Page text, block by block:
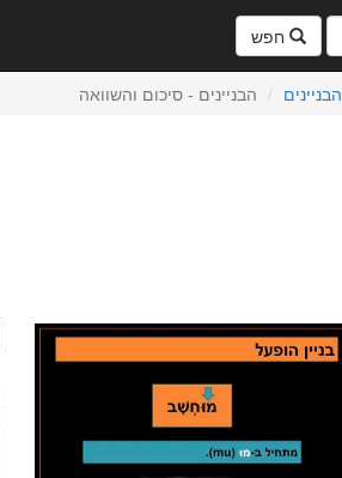
חפש
הבניינים הבניינים - סיכום והשוואה